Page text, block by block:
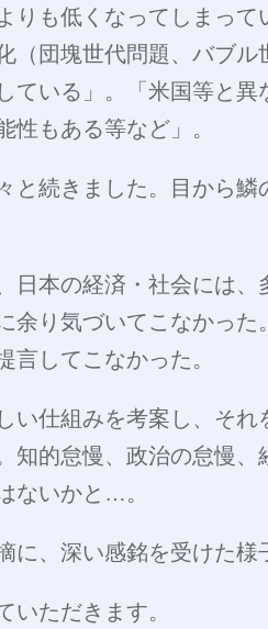
りも低くなってしまって
（団塊世代問題、バブル
ている」。「米国等と異
性もある等など」。
と続きました。目から鱗
本の経済・社会には、
余り気づいてこなかった
言してこなかった。
い仕組みを考案し、それ
知的怠慢、政治の怠慢
ないかと…。
、深い感銘を受けた様
ただきます。